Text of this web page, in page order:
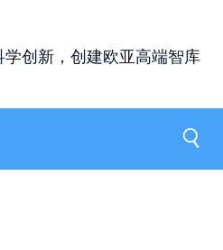
学创新，创建欧亚高端智库